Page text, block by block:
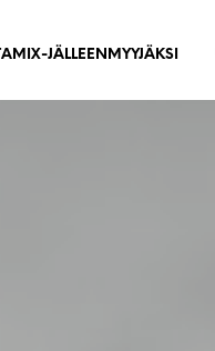
JÄLLEENMYYJÄKSI